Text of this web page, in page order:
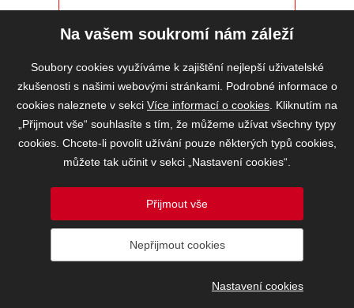
Informace o ochraně osobních údajů
Nastavení cookies
Na vašem soukromí nám záleží
Soubory cookies využíváme k zajištění nejlepší uživatelské
zkušenosti s našimi webovými stránkami. Podrobné informace o
cookies naleznete v sekci Více informací o cookies . Kliknutím na
„Přijmout vše“ souhlasíte s tím, že můžeme užívat všechny typy
cookies. Chcete-li povolit užívání pouze některých typů cookies,
můžete tak učinit v sekci „Nastavení cookies“.
Přijmout vše
Nepřijmout cookies
Nastavení cookies